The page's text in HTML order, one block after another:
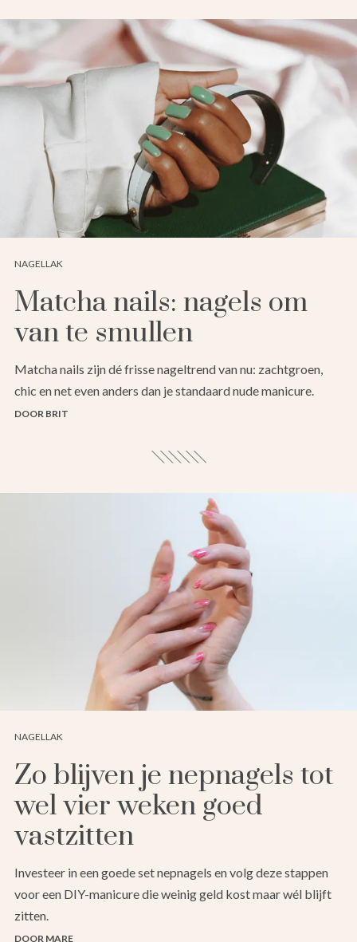
NAGELLAK
Matcha nails: nagels om
van te smullen
Matcha nails zijn dé frisse nageltrend van nu: zachtgroen,
chic en net even anders dan je standaard nude manicure.
DOOR BRIT
NAGELLAK
Zo blijven je nepnagels tot
wel vier weken goed
vastzitten
Investeer in een goede set nepnagels en volg deze stappen
voor een DIY-manicure die weinig geld kost maar wél blijft
zitten.
DOOR MARE